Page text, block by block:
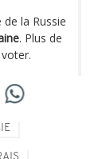
la Russie
. Plus de